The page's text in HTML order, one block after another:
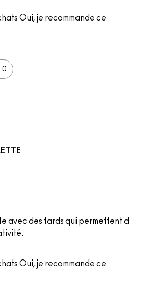
Oui, je recommande ce
0
avec des fards qui permettent d
Oui, je recommande ce